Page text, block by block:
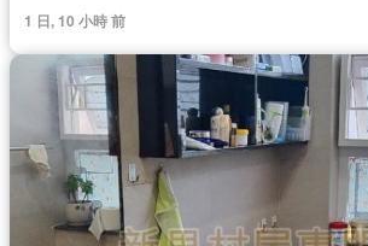
1 日, 10 小時 前